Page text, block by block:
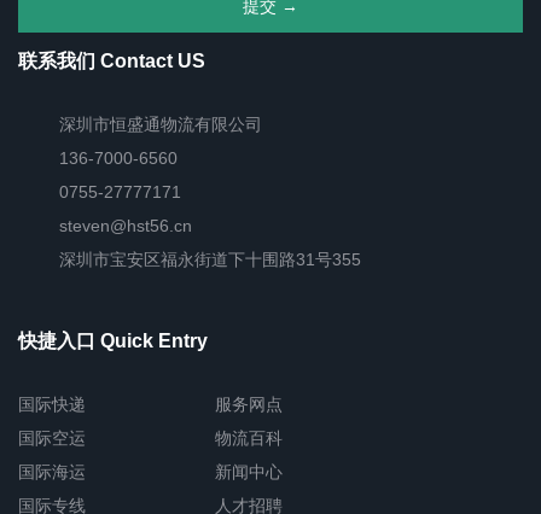
联系我们 Contact US
深圳市恒盛通物流有限公司
136-7000-6560
0755-27777171
steven@hst56.cn
深圳市宝安区福永街道下十围路31号355
快捷入口 Quick Entry
国际快递
国际空运
国际海运
国际专线
服务网点
物流百科
新闻中心
人才招聘